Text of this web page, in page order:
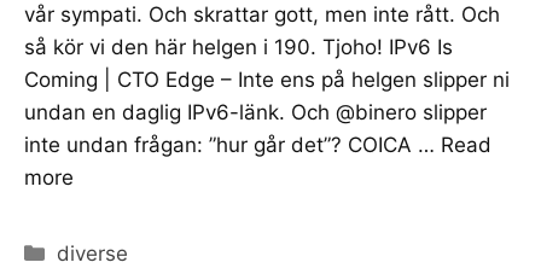
vår sympati. Och skrattar gott, men inte rått. Och
så kör vi den här helgen i 190. Tjoho! IPv6 Is
Coming | CTO Edge – Inte ens på helgen slipper ni
undan en daglig IPv6-länk. Och @binero slipper
inte undan frågan: ”hur går det”? COICA … Read
more
Categories
diverse